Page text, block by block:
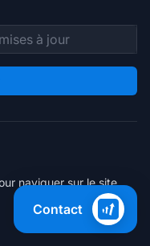
naviguer sur le site.
Contact